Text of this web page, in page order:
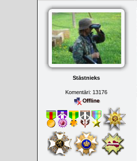
Stāstnieks
Komentāri: 13176